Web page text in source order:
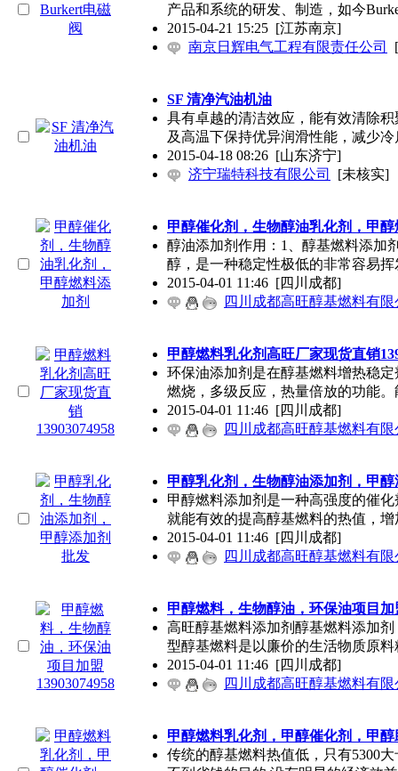
产品和系统的研发、制造，如今
2015-04-21 15:25 [江苏南京]
南京日辉电气工程有限责任公司
SF 清净汽油机油
具有卓越的清洁效应，能有效清除
及高温下保持优异润滑性能，减少冷
2015-04-18 08:26 [山东济宁]
济宁瑞特科技有限公司
[未核实]
甲醇催化剂，生物醇油乳化剂，甲
醇油添加剂作用：1、醇基燃料添加
醇，是一种稳定性极低的非常容易挥
2015-04-01 11:46 [四川成都]
四川成都高旺醇基燃料有限
甲醇燃料乳化剂高旺厂家现货直销
环保油添加剂是在醇基燃料增热稳
燃烧，多级反应，热量倍放的功能。
2015-04-01 11:46 [四川成都]
四川成都高旺醇基燃料有限
甲醇乳化剂，生物醇油添加剂，甲
甲醇燃料添加剂是一种高强度的催
就能有效的提高醇基燃料的热值，增
2015-04-01 11:46 [四川成都]
四川成都高旺醇基燃料有限
甲醇燃料，生物醇油，环保油项目加
高旺醇基燃料添加剂醇基燃料添加
型醇基燃料是以廉价的生活物质原料
2015-04-01 11:46 [四川成都]
四川成都高旺醇基燃料有限
甲醇燃料乳化剂，甲醇催化剂，甲
传统的醇基燃料热值低，只有5300